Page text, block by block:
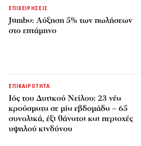
ΕΠΙΧΕΙΡΗΣΕΙΣ
Jumbo: Αύξηση 5% των πωλήσεων
στο επτάμηνο
ΕΠΙΚΑΙΡΟΤΗΤΑ
Ιός του Δυτικού Νείλου: 23 νέα
κρούσματα σε μία εβδομάδα – 65
συνολικά, έξι θάνατοι και περιοχές
υψηλού κινδύνου